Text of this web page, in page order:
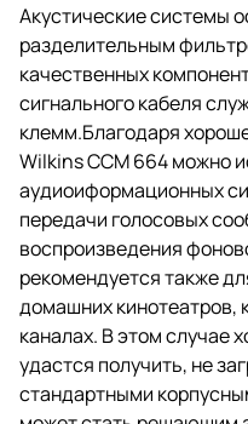
Акустические системы
разделительным
качественных
сигнального кабеля
клемм.Благодаря
Wilkins CCM 664 можно
аудиоиформационных
передачи голосовых
воспроизведения
рекомендуется также
домашних кинотеатров,
каналах. В этом случае
удастся получить, не
стандартными